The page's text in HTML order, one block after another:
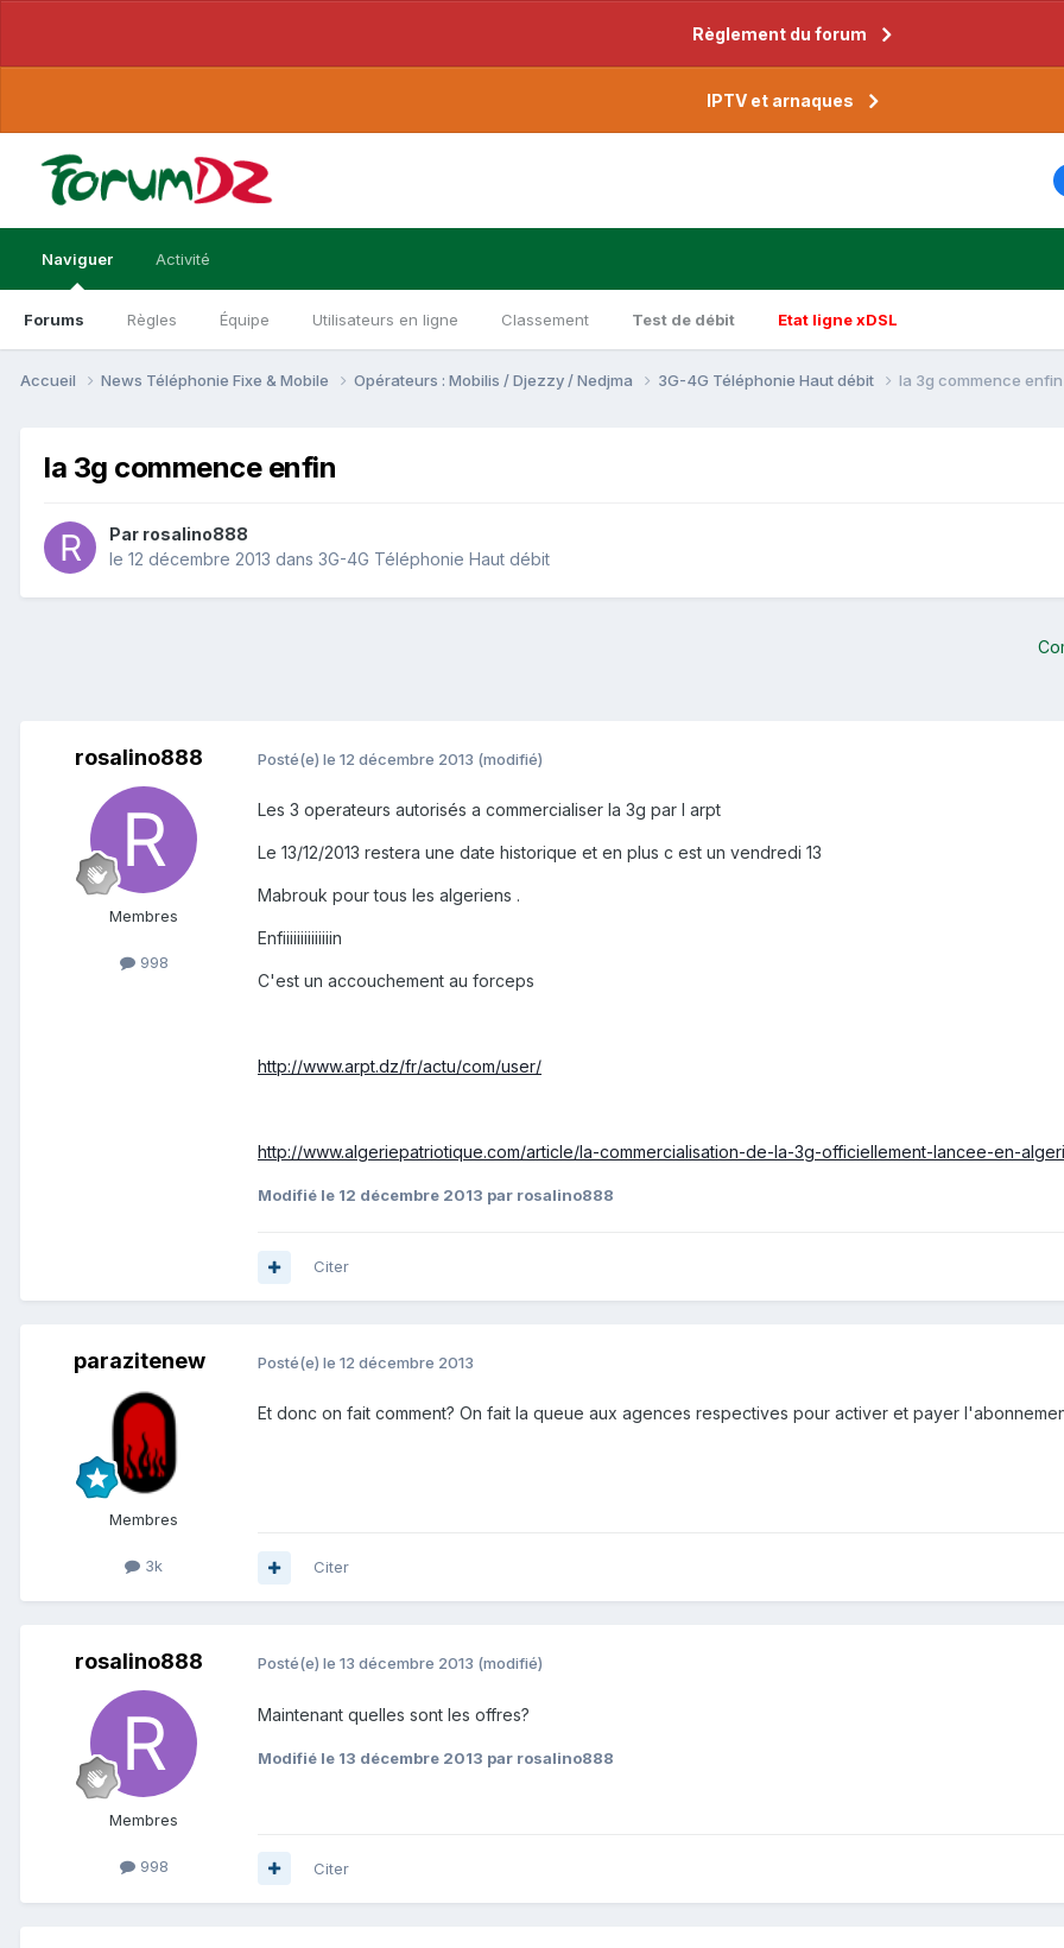
Règlement du forum
IPTV et arnaques
Naviguer
Forums Règles Équipe Utilisateurs en ligne Classement Test de débit Etat ligne xDSL
Activité
Accueil News Téléphonie Fixe & Mobile Opérateurs : Mobilis / Djezzy / Nedjma 3G-4G Téléphonie Haut débit la 3g commence enfin
la 3g commence enfin
Par rosalino888
le 12 décembre 2013 dans 3G-4G Téléphonie Haut débit
rosalino888
Membres
998
Posté(e) le 12 décembre 2013 (modifié)
Les 3 operateurs autorisés a commercialiser la 3g par l arpt
Le 13/12/2013 restera une date historique et en plus c est un vendredi 13
Mabrouk pour tous les algeriens .
Enfiiiiiiiiiiiiiin
C'est un accouchement au forceps
http://www.arpt.dz/fr/actu/com/user/
http://www.algeriepatriotique.com/article/la-commercialisation-de-la-3g-officiellement-lancee-en-
Modifié le 12 décembre 2013 par rosalino888
Citer
parazitenew
Membres
3k
Posté(e) le 12 décembre 2013
Et donc on fait comment? On fait la queue aux agences respectives pour activer et payer
Citer
rosalino888
Membres
998
Posté(e) le 13 décembre 2013 (modifié)
Maintenant quelles sont les offres?
Modifié le 13 décembre 2013 par rosalino888
Citer